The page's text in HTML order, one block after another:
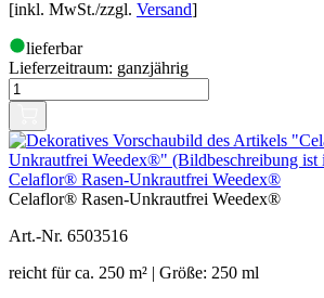
[inkl. MwSt./zzgl. Versand]
lieferbar
Lieferzeitraum: ganzjährig
Celaflor® Rasen-Unkrautfrei Weedex®
Celaflor® Rasen-Unkrautfrei Weedex®
Art.-Nr. 6503516
reicht für ca. 250 m² | Größe: 250 ml